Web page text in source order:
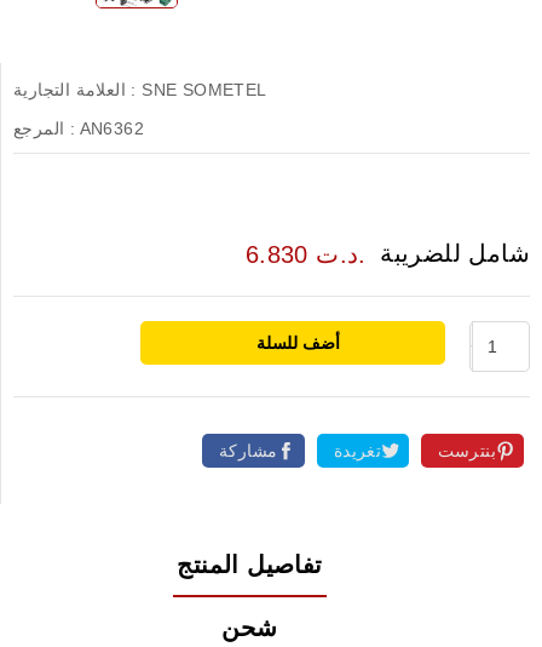
العلامة التجارية : SNE SOMETEL
المرجع : AN6362
6.830 د.ت. شامل للضريبة
أضف للسلة
مشاركة تغريدة بنترست
تفاصيل المنتج
شحن